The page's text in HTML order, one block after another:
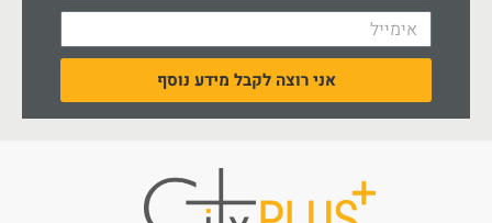
אני רוצה לקבל מידע נוסף